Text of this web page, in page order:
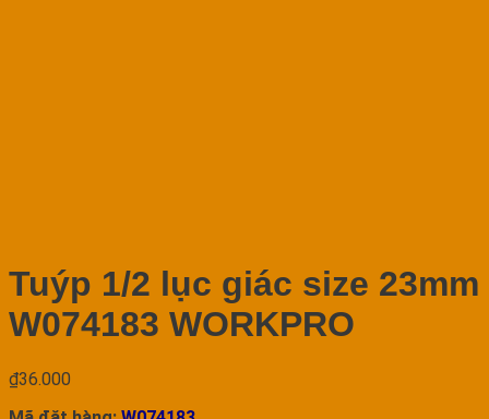
Tuýp 1/2 lục giác size 23mm
W074183 WORKPRO
₫36.000